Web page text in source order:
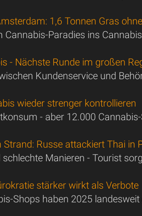
1,6 Tonnen Gras
Cannabis-Paradies ins
- Nächste Runde im großen
Kundenservice und
wieder strenger kontrollieren
- aber 12.000
Russe attackiert Thai in
schlechte Manieren - Tourist
stärker wirkt als Verbote
Shops haben 2025